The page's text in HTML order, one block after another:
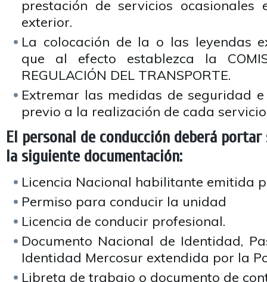
prestación de servicios ocasionales
exterior.
La colocación de la o las leyendas
que al efecto establezca la
REGULACIÓN DEL TRANSPORTE.
Extremar las medidas de seguridad
previo a la realización de cada
El personal de conducción deberá portar
la siguiente documentación:
Licencia Nacional habilitante emitida
Permiso para conducir la unidad
Licencia de conducir profesional.
Documento Nacional de Identidad,
Identidad Mercosur extendida por la
Libreta de trabajo o documento de